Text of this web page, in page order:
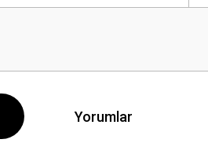
Yorumlar